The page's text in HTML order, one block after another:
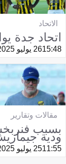
الاتحاد
اتحاد جدة
15:4826 يوليو 2025
مقالات وتقارير
ودية
11:5525 يوليو 2025